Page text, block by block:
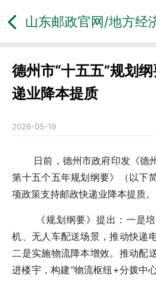
山东邮政官网/地方经
德州市“十五五”规划
递业降本提质
2026-05-19
日前，德州市政府印发《德
第十五个五年规划纲要》（以下
项政策支持邮政快递业降本提质。
《规划纲要》提出：一是培
机、无人车配送场景，推动快递
二是实施物流降本增效。推动配
进楼宇，构建“物流枢纽+分拨中